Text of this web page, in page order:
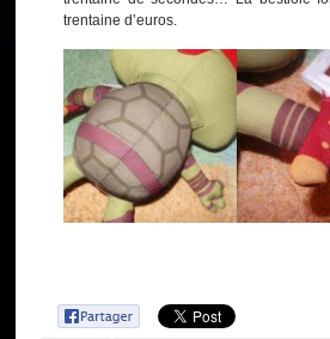
trentaine d’euros.